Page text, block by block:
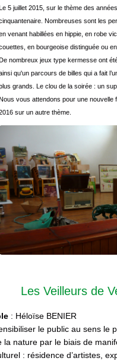
Le 5 juillet 2015, sur le thème des
Nombreuses sont les
venant habillées en hippie, en robe
en bourgeoise distinguée ou en
De nombreux jeux type kermesse ont
qu'un parcours de billes qui a fait
grands. Le clou de la soirée : un
Nous vous attendons pour une nouvelle
sur un autre thème.
Les Veilleurs de
: Héloïse BENIER
le public au sens le
la nature par le biais de
: résidence d’artistes,